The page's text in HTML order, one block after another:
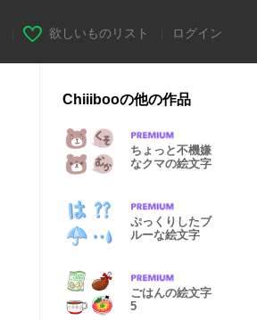
欲しいものリスト ログイン
Chiiibooの他の作品
ちょっと不機嫌
なクマの絵文字
ぷっくりしたブ
ルーな絵文字
ごはんの絵文字
5